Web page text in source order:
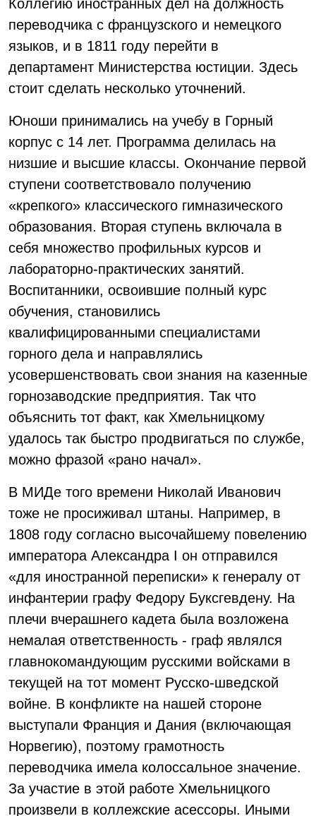
Коллегию иностранных дел на должность
переводчика с французского и немецкого
языков, и в 1811 году перейти в
департамент Министерства юстиции. Здесь
стоит сделать несколько уточнений.
Юноши принимались на учебу в Горный
корпус с 14 лет. Программа делилась на
низшие и высшие классы. Окончание первой
ступени соответствовало получению
«крепкого» классического гимназического
образования. Вторая ступень включала в
себя множество профильных курсов и
лабораторно-практических занятий.
Воспитанники, освоившие полный курс
обучения, становились
квалифицированными специалистами
горного дела и направлялись
усовершенствовать свои знания на казенные
горнозаводские предприятия. Так что
объяснить тот факт, как Хмельницкому
удалось так быстро продвигаться по службе,
можно фразой «рано начал».
В МИДе того времени Николай Иванович
тоже не просиживал штаны. Например, в
1808 году согласно высочайшему повелению
императора Александра I он отправился
«для иностранной переписки» к генералу от
инфантерии графу Федору Буксгевдену. На
плечи вчерашнего кадета была возложена
немалая ответственность - граф являлся
главнокомандующим русскими войсками в
текущей на тот момент Русско-шведской
войне. В конфликте на нашей стороне
выступали Франция и Дания (включающая
Норвегию), поэтому грамотность
переводчика имела колоссальное значение.
За участие в этой работе Хмельницкого
произвели в коллежские асессоры. Иными